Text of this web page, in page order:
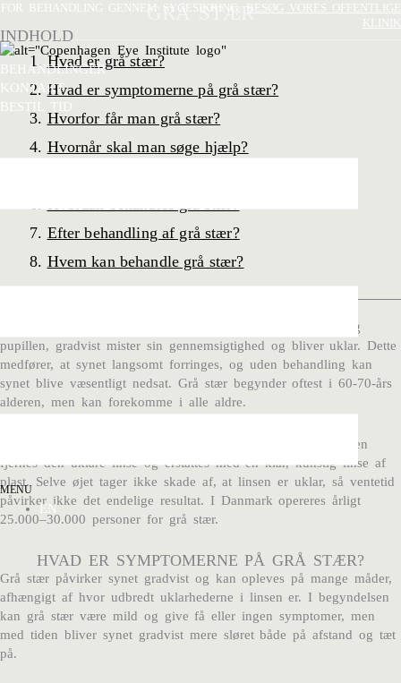
Gå
indholdet
FOR BEHANDLING GENNEM SYGESIKRING, BESØG VORES OFFENTLIGE
KLINIK
BEHANDLINGER
KONTAKT
BESTIL TID
MENU
EN
GRÅ STÆR
INDHOLD
Hvad er grå stær?
Hvad er symptomerne på grå stær?
Hvorfor får man grå stær?
Hvornår skal man søge hjælp?
Hvordan behandles grå stær?
Efter behandling af grå stær?
Hvem kan behandle grå stær?
Grå stær er en øjensygdom, hvor øjets linse, som sidder bag
pupillen, gradvist mister sin gennemsigtighed og bliver uklar. Dette
medfører, at synet langsomt forringes, og uden behandling kan
synet blive væsentligt nedsat. Grå stær begynder oftest i 60-70-års
alderen, men kan forekomme i alle aldre.
Den eneste effektive behandling er operation. Ved operationen
fjernes den uklare linse og erstattes med en klar, kunstig linse af
plast. Selve øjet tager ikke skade af, at linsen er uklar, så ventetid
påvirker ikke det endelige resultat. I Danmark opereres årligt
25.000–30.000 personer for grå stær.
HVAD ER SYMPTOMERNE PÅ GRÅ STÆR?
Grå stær påvirker synet gradvist og kan opleves på mange måder,
afhængigt af hvor udbredt uklarhederne i linsen er. I begyndelsen
kan grå stær være mild og give få eller ingen symptomer, men
med tiden bliver synet gradvist mere sløret både på afstand og tæt
på.